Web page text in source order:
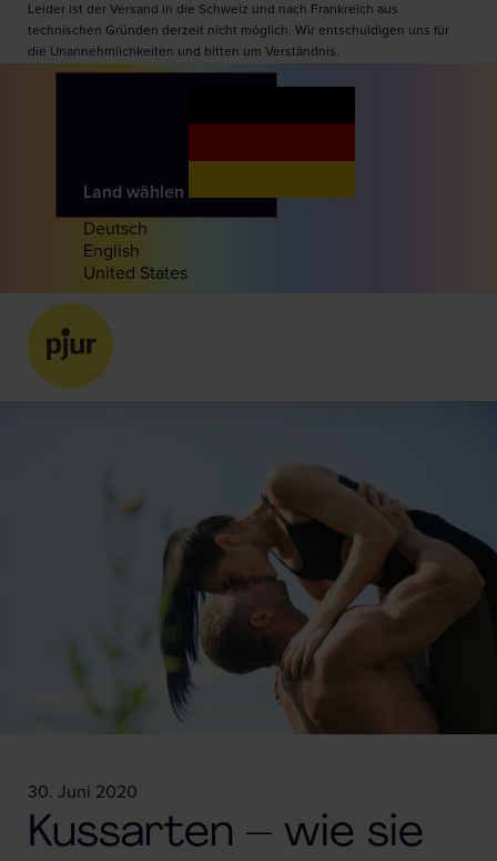
Leider ist der Versand in die Schweiz und nach Frankreich aus
technischen Gründen derzeit nicht möglich. Wir entschuldigen uns für
die Unannehmlichkeiten und bitten um Verständnis.
Land wählen
Deutsch
English
United States
30. Juni 2020
Kussarten – wie sie